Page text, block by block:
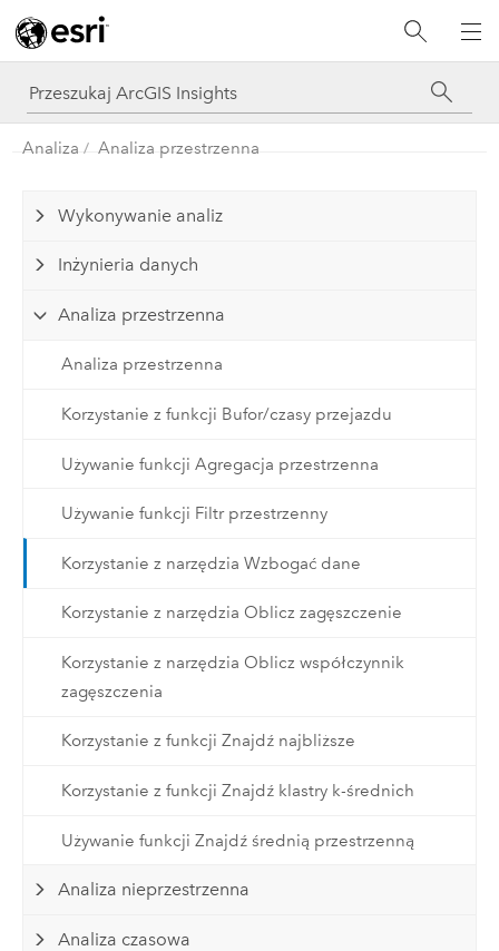
Analiza Analiza przestrzenna
Wykonywanie analiz
Inżynieria danych
Analiza przestrzenna
Analiza przestrzenna
Korzystanie z funkcji Bufor/czasy przejazdu
Używanie funkcji Agregacja przestrzenna
Używanie funkcji Filtr przestrzenny
Korzystanie z narzędzia Wzbogać dane
Korzystanie z narzędzia Oblicz zagęszczenie
Korzystanie z narzędzia Oblicz współczynnik
zagęszczenia
Korzystanie z funkcji Znajdź najbliższe
Korzystanie z funkcji Znajdź klastry k-średnich
Używanie funkcji Znajdź średnią przestrzenną
Analiza nieprzestrzenna
Analiza czasowa